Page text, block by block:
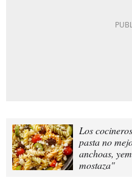
Los
pasta no
anchoas,
mostaza"